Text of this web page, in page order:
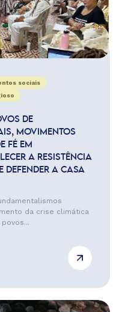
sociais
DE
MOVIMENTOS
FÉ EM
A RESISTÊNCIA
DEFENDER A CASA
da crise climática